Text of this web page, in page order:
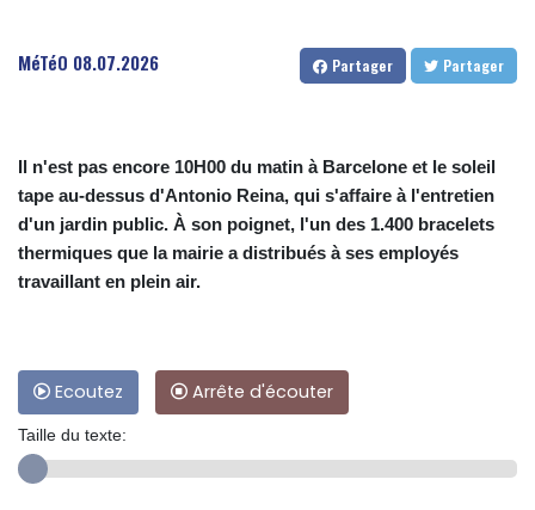
MéTéO 08.07.2026 Partager Partager
Il n'est pas encore 10H00 du matin à Barcelone et le soleil
tape au-dessus d'Antonio Reina, qui s'affaire à l'entretien
d'un jardin public. À son poignet, l'un des 1.400 bracelets
thermiques que la mairie a distribués à ses employés
travaillant en plein air.
Ecoutez Arrête d'écouter
Taille du texte: